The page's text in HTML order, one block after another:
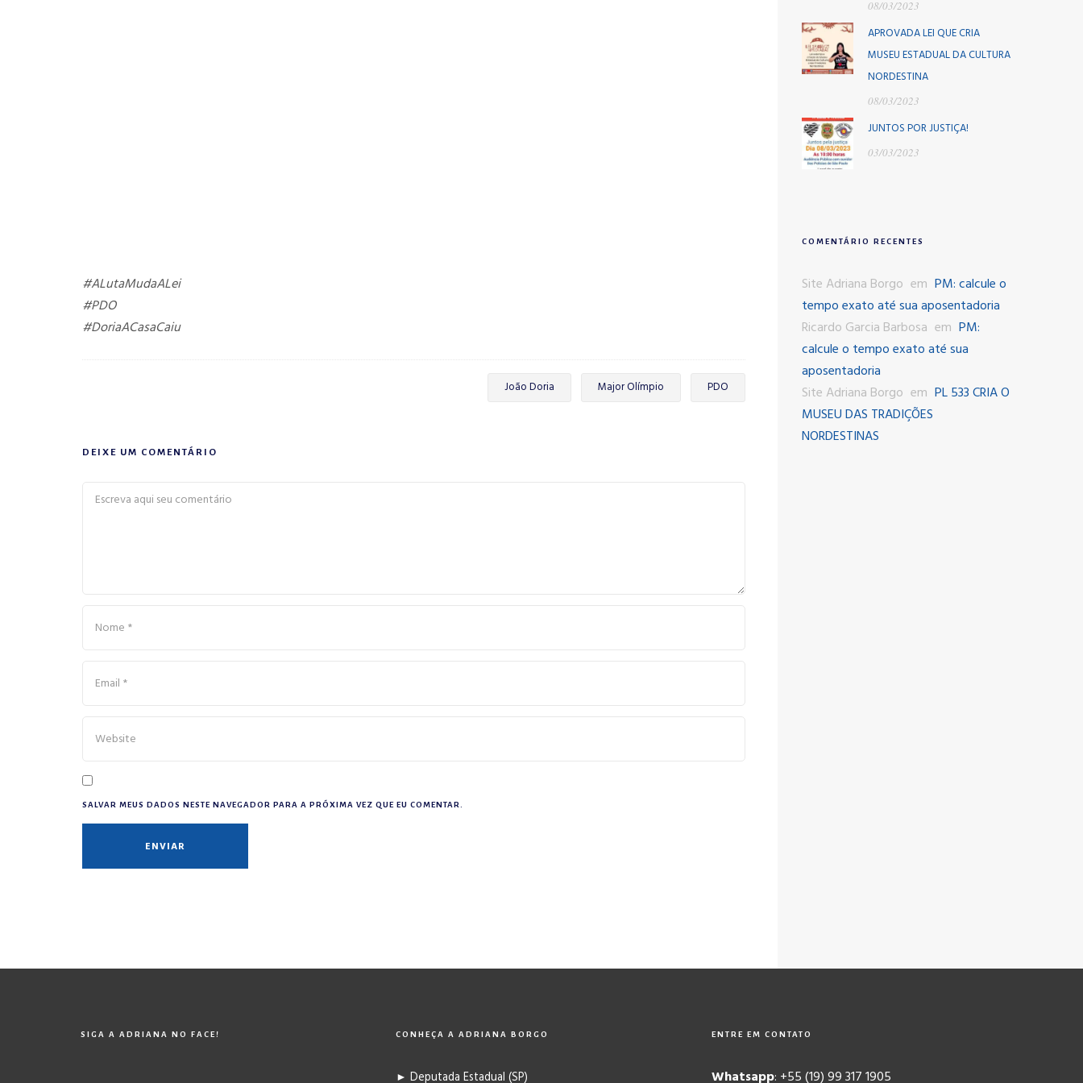
#ALutaMudaALei
#PDO
#DoriaACasaCaiu
João Doria Major Olímpio PDO
DEIXE UM COMENTÁRIO
SALVAR MEUS DADOS NESTE NAVEGADOR PARA A PRÓXIMA VEZ QUE EU COMENTAR.
08/03/2023
APROVADA LEI QUE CRIA
MUSEU ESTADUAL DA CULTURA
NORDESTINA
08/03/2023
JUNTOS POR JUSTIÇA!
03/03/2023
COMENTÁRIO RECENTES
Site Adriana Borgo em PM: calcule o
tempo exato até sua aposentadoria
Ricardo Garcia Barbosa em PM:
calcule o tempo exato até sua
aposentadoria
Site Adriana Borgo em PL 533 CRIA O
MUSEU DAS TRADIÇÕES
NORDESTINAS
SIGA A ADRIANA NO FACE! CONHEÇA A ADRIANA BORGO
► Deputada Estadual (SP)
ENTRE EM CONTATO
Whatsapp: +55 (19) 99 317 1905